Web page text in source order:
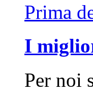
Prima
I
Per noi